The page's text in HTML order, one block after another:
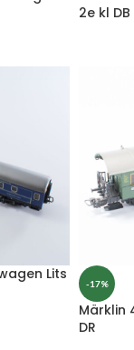
2e kl DB
Lits
-17%
Märklin
DR